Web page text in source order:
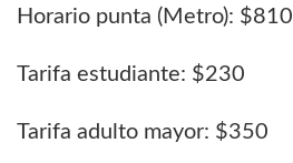
Horario punta (Metro): $810
Tarifa estudiante: $230
Tarifa adulto mayor: $350